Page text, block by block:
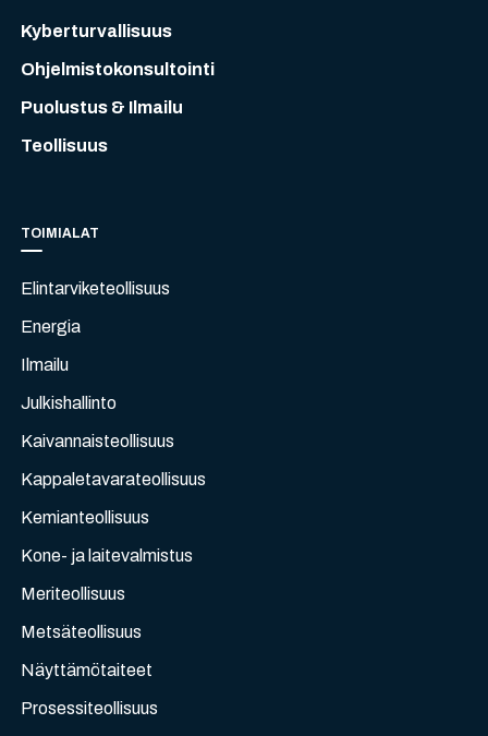
Kyberturvallisuus
Ohjelmistokonsultointi
Puolustus & Ilmailu
Teollisuus
TOIMIALAT
Elintarviketeollisuus
Energia
Ilmailu
Julkishallinto
Kaivannaisteollisuus
Kappaletavarateollisuus
Kemianteollisuus
Kone- ja laitevalmistus
Meriteollisuus
Metsäteollisuus
Näyttämötaiteet
Prosessiteollisuus